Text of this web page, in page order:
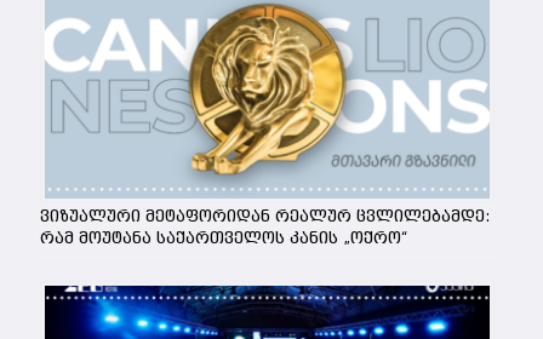
ვიზუალური მეტაფორიდან რეალურ ცვლილებამდე:
რამ მოუტანა საქართველოს კანის „ოქრო“